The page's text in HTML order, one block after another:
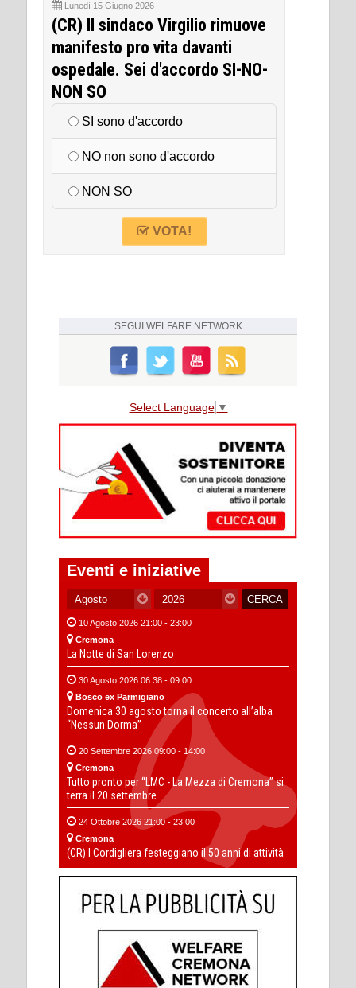
Lunedì 15 Giugno 2026
(CR) Il sindaco Virgilio rimuove
manifesto pro vita davanti
ospedale. Sei d'accordo SI-NO-
NON SO
SI sono d'accordo
NO non sono d'accordo
NON SO
VOTA!
SEGUI WELFARE NETWORK
Select Language ▼
Eventi e iniziative
10 Agosto 2026 21:00 - 23:00
Cremona
La Notte di San Lorenzo
30 Agosto 2026 06:38 - 09:00
Bosco ex Parmigiano
Domenica 30 agosto torna il concerto all’alba
“Nessun Dorma”
20 Settembre 2026 09:00 - 14:00
Cremona
Tutto pronto per “LMC - La Mezza di Cremona” si
terra il 20 settembre
24 Ottobre 2026 21:00 - 23:00
Cremona
(CR) I Cordigliera festeggiano il 50 anni di attività